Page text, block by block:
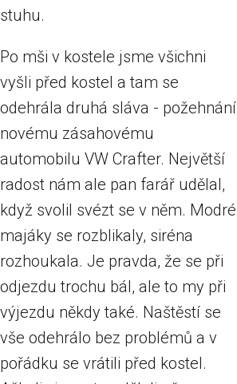
stuhu.
Po mši v kostele jsme všichni
vyšli před kostel a tam se
odehrála druhá sláva - požehnání
novému zásahovému
automobilu VW Crafter. Největší
radost nám ale pan farář udělal,
když svolil svézt se v něm. Modré
majáky se rozblikaly, siréna
rozhoukala. Je pravda, že se při
odjezdu trochu bál, ale to my při
výjezdu někdy také. Naštěstí se
vše odehrálo bez problémů a v
pořádku se vrátili před kostel.